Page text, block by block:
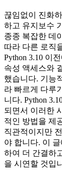
끊임없이 진화
하고 유지보수
종종 복잡한 데
따라 다른 로직
Python 3.10 이
속성 액세스와
했습니다. 기능
라 빠르게 다루
니다. Python
되면서 이러한
적인 방법을 제
직관적이지만
야 합니다. 이
하여 더 간결하
을 시연할 것입